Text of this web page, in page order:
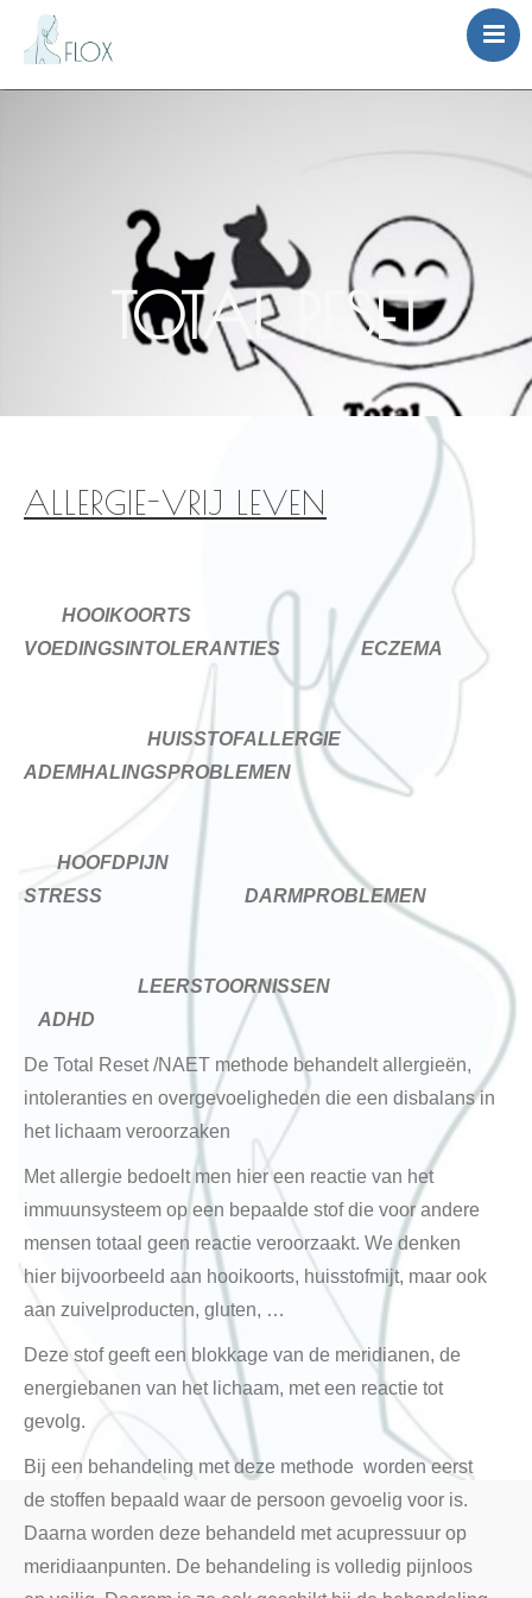
Home
TOTAL RESET
ALLERGIE-VRIJ LEVEN
HOOIKOORTS
VOEDINGSINTOLERANTIES ECZEMA
HUISSTOFALLERGIE
ADEMHALINGSPROBLEMEN
HOOFDPIJN
STRESS DARMPROBLEMEN
LEERSTOORNISSEN
ADHD
De Total Reset /NAET methode behandelt allergieën,
intoleranties en overgevoeligheden die een disbalans in
het lichaam veroorzaken
Met allergie bedoelt men hier een reactie van het
immuunsysteem op een bepaalde stof die voor andere
mensen totaal geen reactie veroorzaakt. We denken
hier bijvoorbeeld aan hooikoorts, huisstofmijt, maar ook
aan zuivelproducten, gluten, …
Deze stof geeft een blokkage van de meridianen, de
energiebanen van het lichaam, met een reactie tot
gevolg.
Bij een behandeling met deze methode worden eerst
de stoffen bepaald waar de persoon gevoelig voor is.
Daarna worden deze behandeld met acupressuur op
meridiaanpunten. De behandeling is volledig pijnloos